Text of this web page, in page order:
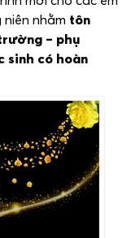
nhằm tôn
– phụ
sinh có hoàn